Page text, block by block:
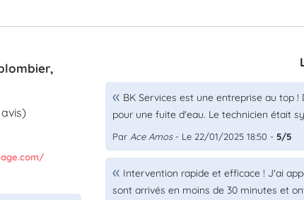
BK Services est une entreprise au top
pour une fuite d'eau. Le technicien était
Par Ace Amos- Le 22/01/2025 18:50 - 5/5
Intervention rapide et efficace ! J'ai
sont arrivés en moins de 30 minutes et